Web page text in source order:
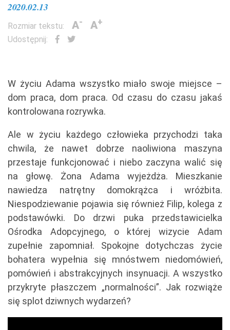
2020.02.13
Rozmiar tekstu: A- A+
Udostępnij:
W życiu Adama wszystko miało swoje miejsce –
dom praca, dom praca. Od czasu do czasu jakaś
kontrolowana rozrywka.
Ale w życiu każdego człowieka przychodzi taka
chwila, że nawet dobrze naoliwiona maszyna
przestaje funkcjonować i niebo zaczyna walić się
na głowę. Żona Adama wyjeżdża. Mieszkanie
nawiedza natrętny domokrążca i wróżbita.
Niespodziewanie pojawia się również Filip, kolega z
podstawówki. Do drzwi puka przedstawicielka
Ośrodka Adopcyjnego, o której wizycie Adam
zupełnie zapomniał. Spokojne dotychczas życie
bohatera wypełnia się mnóstwem niedomówień,
pomówień i abstrakcyjnych insynuacji. A wszystko
przykryte płaszczem „normalności”. Jak rozwiąże
się splot dziwnych wydarzeń?